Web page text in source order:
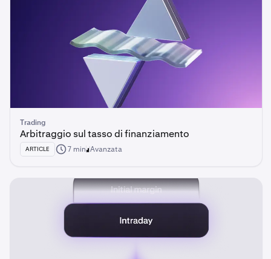
Trading
Arbitraggio sul tasso di finanziamento
ARTICLE 7 min Avanzata